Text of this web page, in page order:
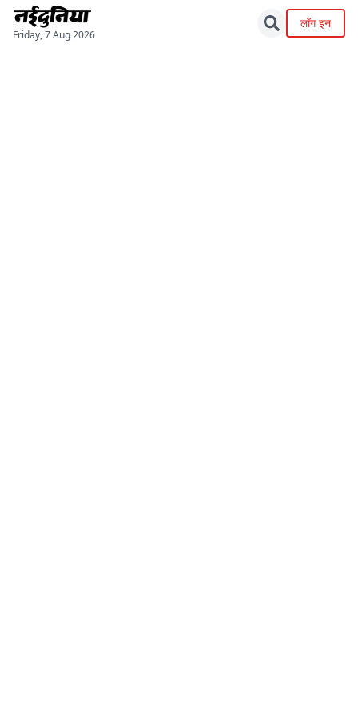
Friday, 7 Aug 2026
लॉग इन